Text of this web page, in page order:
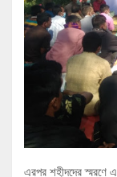
এরপর শহীদদের স্মরণে